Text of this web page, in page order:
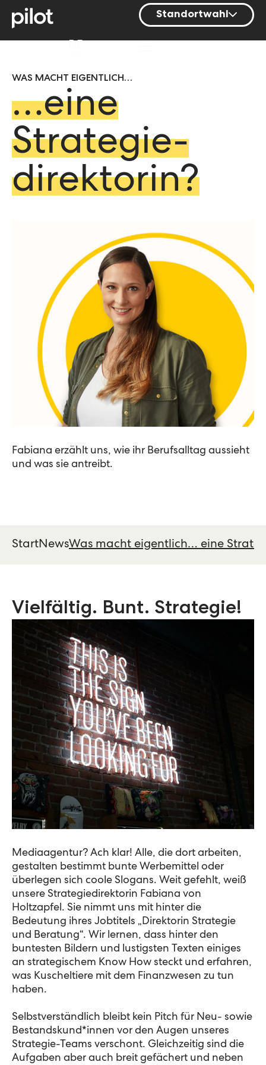
Standortwahl
Berlin
Zürich
WAS MACHT EIGENTLICH…
…eine
Strategie-
direktorin?
Fabiana erzählt uns, wie ihr Berufsalltag aussieht
und was sie antreibt.
StartNewsWas macht eigentlich… eine
Vielfältig. Bunt. Strategie!
Mediaagentur? Ach klar! Alle, die dort arbeiten,
gestalten bestimmt bunte Werbemittel oder
überlegen sich coole Slogans. Weit gefehlt, weiß
unsere Strategiedirektorin Fabiana von
Holtzapfel. Sie nimmt uns mit hinter die
Bedeutung ihres Jobtitels „Direktorin Strategie
und Beratung“. Wir lernen, dass hinter den
buntesten Bildern und lustigsten Texten einiges
an strategischem Know How steckt und erfahren,
was Kuscheltiere mit dem Finanzwesen zu tun
haben.
Selbstverständlich bleibt kein Pitch für Neu- sowie
Bestandskund*innen vor den Augen unseres
Strategie-Teams verschont. Gleichzeitig sind die
Aufgaben aber auch breit gefächert und neben